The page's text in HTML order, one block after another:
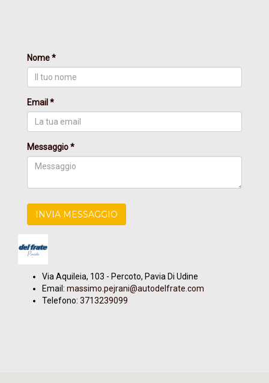
Nome *
Email *
Messaggio *
INVIA MESSAGGIO
Via Aquileia, 103 - Percoto, Pavia Di Udine
Email: massimo.pejrani@autodelfrate.com
Telefono: 3713239099